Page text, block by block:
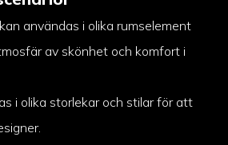
användas i olika rumselement
av skönhet och komfort i
i olika storlekar och stilar för att